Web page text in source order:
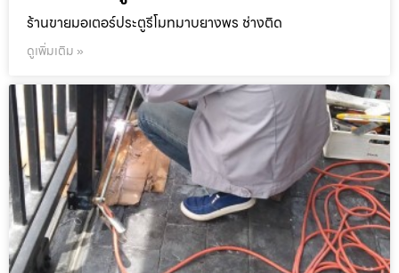
ร้านขายมอเตอร์ประตูรีโมทมาบยางพร ช่างติด
ดูเพิ่มเติม »